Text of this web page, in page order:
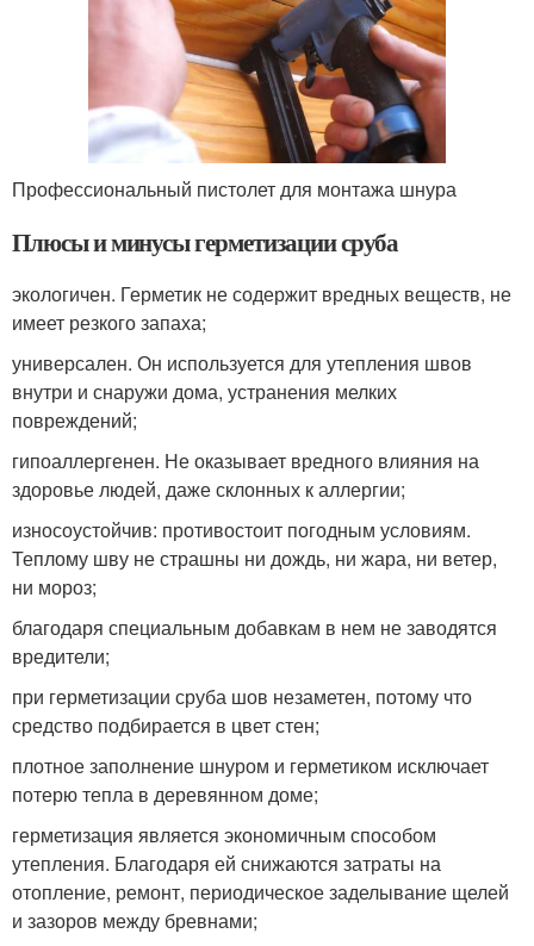
Профессиональный пистолет для монтажа шнура
Плюсы и минусы герметизации сруба
экологичен. Герметик не содержит вредных веществ, не
имеет резкого запаха;
универсален. Он используется для утепления швов
внутри и снаружи дома, устранения мелких
повреждений;
гипоаллергенен. Не оказывает вредного влияния на
здоровье людей, даже склонных к аллергии;
износоустойчив: противостоит погодным условиям.
Теплому шву не страшны ни дождь, ни жара, ни ветер,
ни мороз;
благодаря специальным добавкам в нем не заводятся
вредители;
при герметизации сруба шов незаметен, потому что
средство подбирается в цвет стен;
плотное заполнение шнуром и герметиком исключает
потерю тепла в деревянном доме;
герметизация является экономичным способом
утепления. Благодаря ей снижаются затраты на
отопление, ремонт, периодическое заделывание щелей
и зазоров между бревнами;